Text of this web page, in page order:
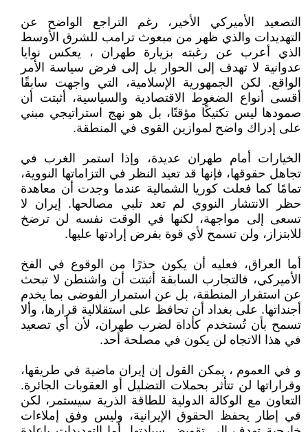
التصعيد الأميركي الأخير، رغم التراجع الواضح عن
التهديدات والذي ظهر من مبعوث ترامب للشرق الأوسط
الذي أعرب عن رغبته بزيارة طهران ، يعكس نوايا
عدوانية لا تهدف إلى الحوار بل إلى فرض سياسة الأمر
الواقع. لكن الجمهورية الإسلامية، التي واجهت سابقًا
أقسى أنواع الضغوط الاقتصادية والسياسية، أثبتت أن
صمودها ليس تكتيكًا مؤقتًا، بل هو نهج استراتيجي مبني
على إدراك واضح لموازين القوى في المنطقة.
الخيارات أمام طهران عديدة، وإذا استمر الغرب في
تجاهل حقوقها، فإنها قد تعيد النظر في التزاماتها النووية،
تمامًا كما فعلت كوريا الشمالية عندما وجدت أن معاهدة
حظر الانتشار النووي لم تعد تلبي مصالحها. إيران لا
تسعى إلى مواجهة، لكنها في الوقت نفسه لن ترضخ
للابتزاز، ولن تسمح لأي قوة بفرض إرادتها عليها.
أما العراق، فعليه أن يكون حذرًا من الوقوع في الفخ
الأميركي، فالتجارب السابقة أثبتت أن واشنطن لا تبحث
عن استقرار المنطقة، بل عن استمرار الفوضى بما يخدم
أجنداتها. على بغداد أن تحافظ على استقلالية قرارها، وألا
تسمح بأن تُستخدم كأداة لضرب طهران، لأن أي تصعيد
في هذا الاتجاه لن يكون في مصلحة أحد.
و في العموم ، يمكن القول إن إيران ماضية في طريقها،
وقراراتها لن تتأثر بحملات التضليل أو العقوبات الجائرة.
التعاون مع الوكالة الدولية للطاقة الذرية سيستمر، لكن
في إطار يحفظ الحقوق الإيرانية، وليس وفق إملاءات